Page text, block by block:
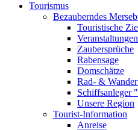
Tourismus
Bezauberndes
Touristische
Veranstaltungen
Zaubersprüche
Rabensage
Domschätze
Rad- &
Schiffsanleger
Unsere Region
Tourist-Information
Anreise